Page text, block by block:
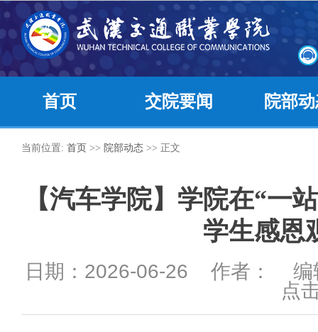
首页 交院要闻 院部
当前位置: 首页 >> 院部动态 >> 正文
【汽车学院】学院在“一
学生感恩
日期：2026-06-26 作者：
点